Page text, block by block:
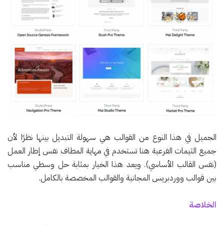
الجميل في هذا النوع من القوالب هي سهولة التبديل بينها نظرًا لأن
جميع الثيمات الفرعية هنا تستخدم في مهاية المطاف نفس إطار العمل
(نفس القالب الأساسي). ويعد هذا الخيار بمثابة حل وسطي مناسب
بين قوالب ووردبريس المجانية والقوالب المخصصة بالكامل.
الخلاصة